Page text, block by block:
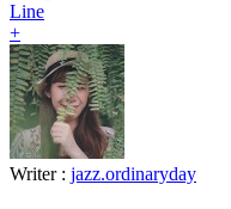
Line
+
Writer : jazz.ordinaryday